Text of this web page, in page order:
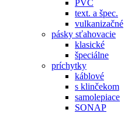
PVC
text. a špec.
vulkanizačné
pásky sťahovacie
klasické
špeciálne
príchytky
káblové
s klinčekom
samolepiace
SONAP